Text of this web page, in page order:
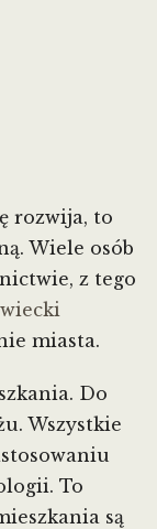
rozwija, to
Wiele osób
z tego
miasta.
Do
Wszystkie
To
są